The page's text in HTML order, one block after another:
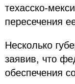
техасско-
пересечения
Несколько
заявив, что
обеспечения